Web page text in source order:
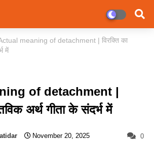
meaning of detachment | विरक्ति का
में
of detachment |
अर्थ गीता के संदर्भ में
November 20, 2025 0